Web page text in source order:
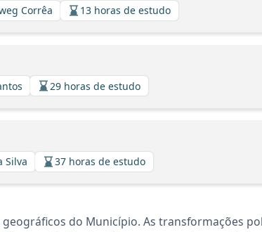
Corrêa 13 horas de estudo
29 horas de estudo
Silva 37 horas de estudo
do Município. As transformações